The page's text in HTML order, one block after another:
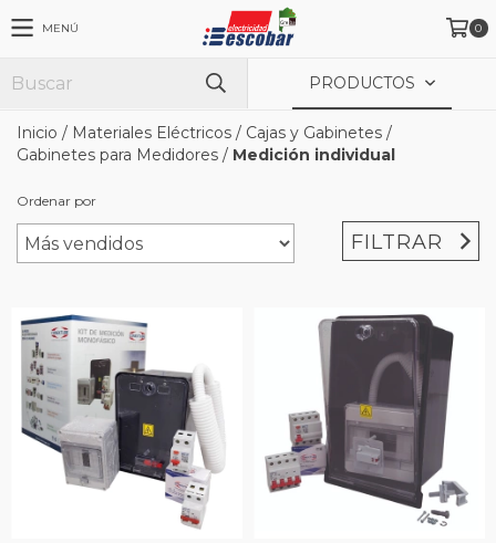
MENÚ 0
PRODUCTOS
Inicio / Materiales Eléctricos / Cajas y Gabinetes /
Gabinetes para Medidores / Medición individual
Ordenar por
FILTRAR